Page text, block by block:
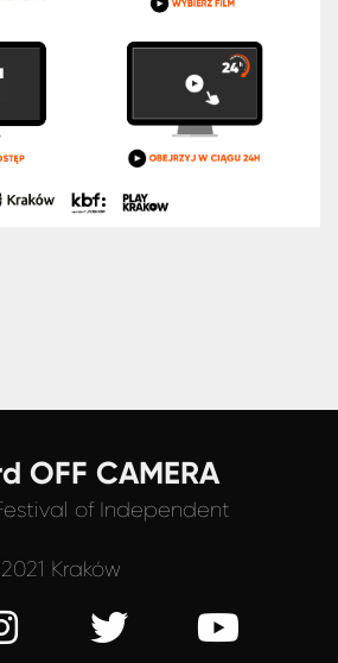
OFF CAMERA
of Independent
Kraków